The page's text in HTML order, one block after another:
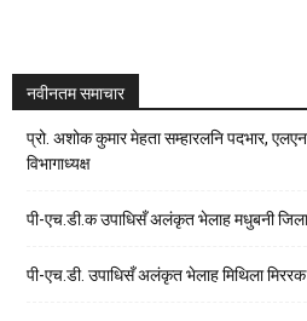
नवीनतम समाचार
प्रो. अशोक कुमार मेहता सम्हारलनि पदभार,
विभागाध्यक्ष
पी-एच.डी.क उपाधिसँ अलंकृत भेलाह मधुबनी
पी-एच.डी. उपाधिसँ अलंकृत भेलाह मिथिला